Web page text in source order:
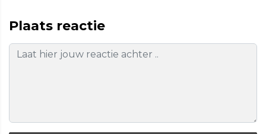
Plaats reactie